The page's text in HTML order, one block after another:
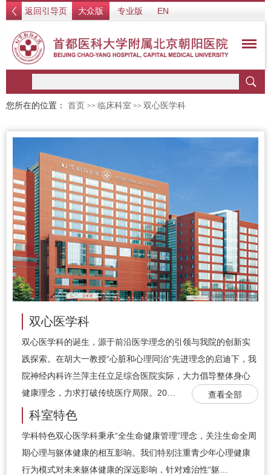
返回引导页 大众版 专业版 EN
您所在的位置： 首页 >> 临床科室 >> 双心医学科
双心医学科
双心医学科的诞生，源于前沿医学理念的引领与我院的创新实
践探索。在胡大一教授“心脏和心理同治”先进理念的启迪下，我
院神经内科许兰萍主任立足综合医院实际，大力倡导整体身心
健康理念，力求打破传统医疗局限。20…
查看全部
科室特色
学科特色双心医学科秉承“全生命健康管理”理念，关注生命全周
期心理与躯体健康的相互影响。我们特别注重青少年心理健康
行为模式对未来躯体健康的深远影响，针对难治性“躯…